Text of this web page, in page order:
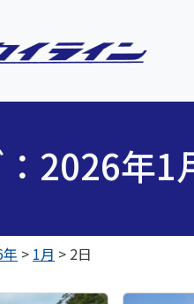
2026年1
> 1月 > 2日